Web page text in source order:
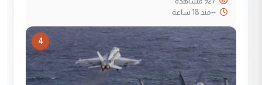
--منذ 18 ساعة
4